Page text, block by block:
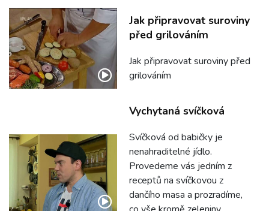
Jak připravovat suroviny
před grilováním
Jak připravovat suroviny před
grilováním
Vychytaná svíčková
Svíčková od babičky je
nenahraditelné jídlo.
Provedeme vás jedním z
receptů na svíčkovou z
dančího masa a prozradíme,